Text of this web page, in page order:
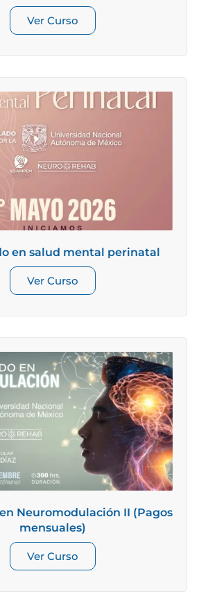
Ver Curso
en salud mental perinatal
Ver Curso
Neuromodulación II (Pagos
mensuales)
Ver Curso